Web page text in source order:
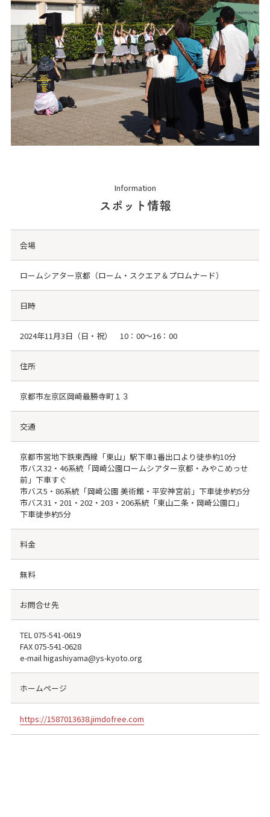
Information
スポット情報
会場
ロームシアター京都（ローム・スクエア＆プロムナード）
日時
2024年11月3日（日・祝） 10：00～16：00
住所
京都市左京区岡崎最勝寺町１３
交通
京都市営地下鉄東西線「東山」駅下車1番出口より徒歩約10分
市バス32・46系統「岡崎公園ロームシアター京都・みやこめっせ
前」下車すぐ
市バス5・86系統「岡崎公園 美術館・平安神宮前」下車徒歩約5分
市バス31・201・202・203・206系統「東山二条・岡崎公園口」
下車徒歩約5分
料金
無料
お問合せ先
TEL 075-541-0619
FAX075-541-0628
e-mail higashiyama@ys-kyoto.org
ホームページ
https://1587013638.jimdofree.com